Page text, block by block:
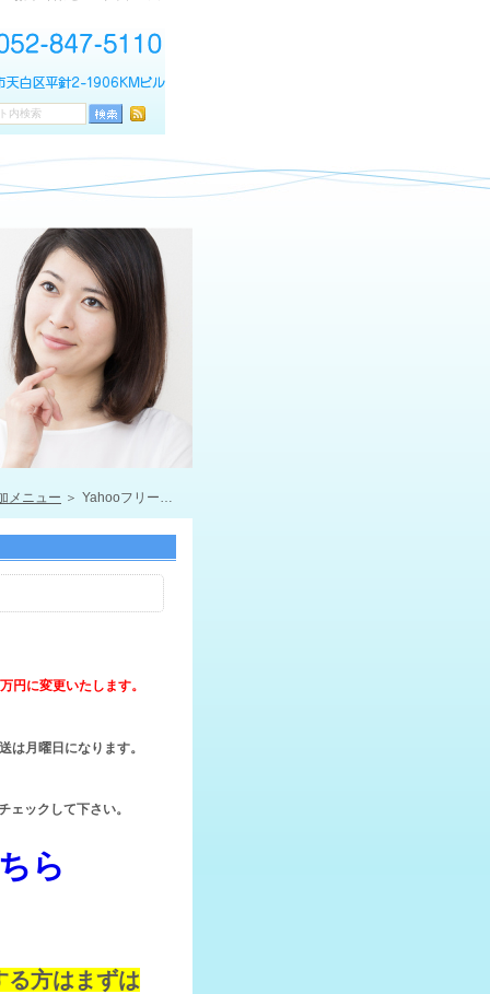
メニュー Yahooフリースペース
円に変更いたします。
は月曜日になります。
ェックして下さい。
ら
る方はまずは